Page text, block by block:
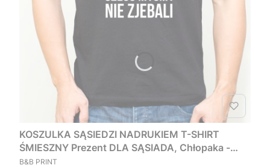
KOSZULKA SĄSIEDZI NADRUKIEM T-SHIRT
ŚMIESZNY Prezent DLA SĄSIADA, Chłopaka -
Czego myśmy nie zjebali
PRODUCENT
B&B PRINT